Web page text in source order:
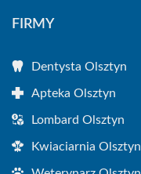
FIRMY
Dentysta Olsztyn
Apteka Olsztyn
Lombard Olsztyn
Kwiaciarnia Olsztyn